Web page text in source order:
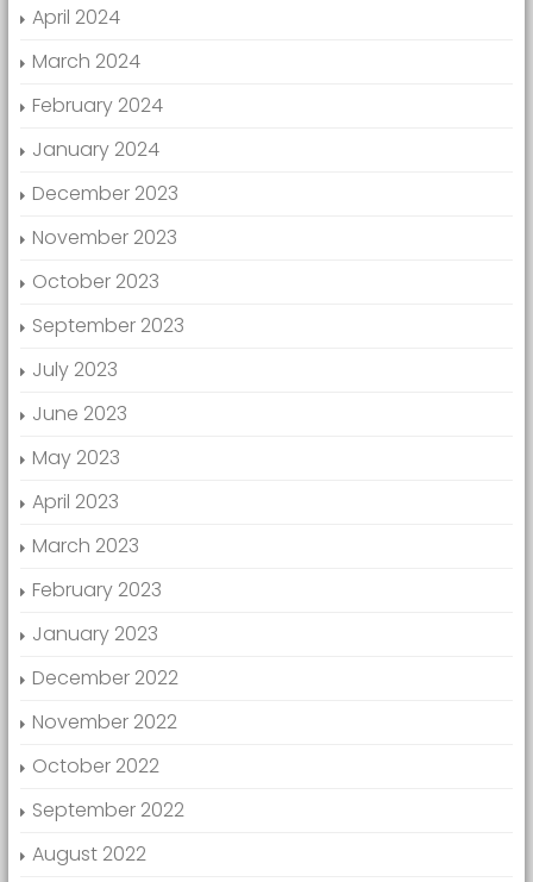
April 2024
March 2024
February 2024
January 2024
December 2023
November 2023
October 2023
September 2023
July 2023
June 2023
May 2023
April 2023
March 2023
February 2023
January 2023
December 2022
November 2022
October 2022
September 2022
August 2022